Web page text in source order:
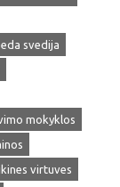
svedija
mokyklos
virtuves